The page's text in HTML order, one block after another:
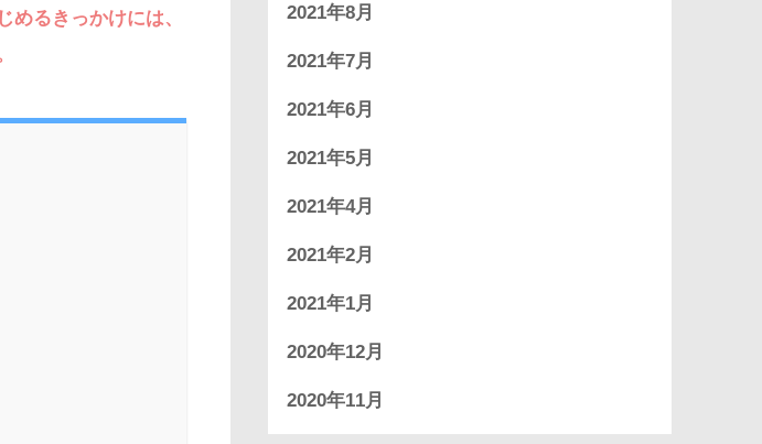
るきっかけには、
2021年8月
2021年7月
2021年6月
2021年5月
2021年4月
2021年2月
2021年1月
2020年12月
2020年11月